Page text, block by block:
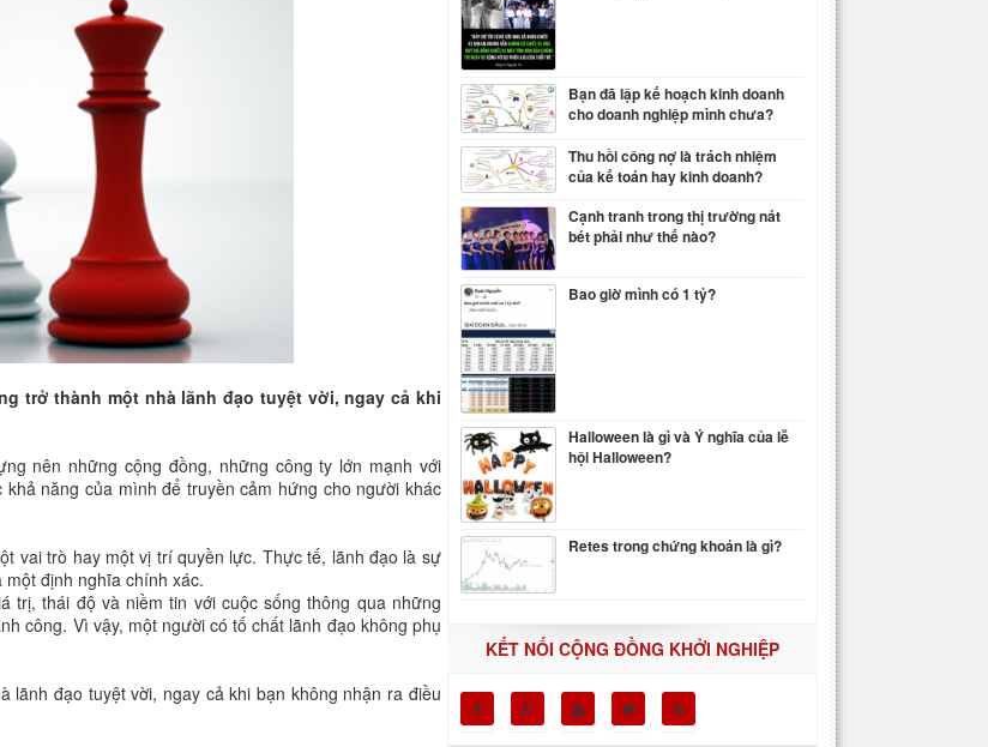
trở thành một nhà lãnh đạo tuyệt vời, ngay cả khi
nên những cộng đồng, những công ty lớn mạnh với
năng của mình để truyền cảm hứng cho người khác
vai trò hay một vị trí quyền lực. Thực tế, lãnh đạo là sự
định nghĩa chính xác.
trị, thái độ và niềm tin với cuộc sống thông qua những
công. Vì vậy, một người có tố chất lãnh đạo không phụ
lãnh đạo tuyệt vời, ngay cả khi bạn không nhận ra điều
Bạn đã lập kế hoạch kinh doanh
cho doanh nghiệp mình chưa?
Thu hồi công nợ là trách nhiệm
của kế toán hay kinh doanh?
Cạnh tranh trong thị trường nát
bét phải như thế nào?
Bao giờ mình có 1 tỷ?
Halloween là gì và Ý nghĩa của lễ
hội Halloween?
Retes trong chứng khoán là gì?
KẾT NỐI CỘNG ĐỒNG KHỞI NGHIỆP